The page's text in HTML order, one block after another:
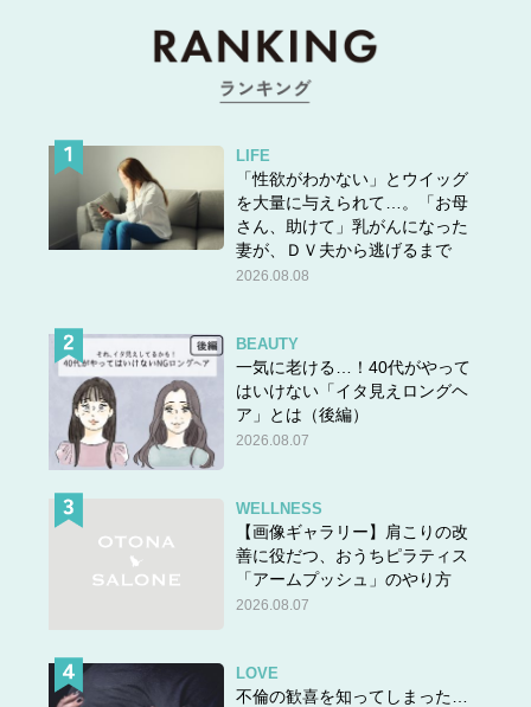
LIFE
「性欲がわかない」とウイッグ
を大量に与えられて…。「お母
さん、助けて」乳がんになった
妻が、ＤＶ夫から逃げるまで
2026.08.08
BEAUTY
一気に老ける…！40代がやって
はいけない「イタ見えロングヘ
ア」とは（後編）
2026.08.07
WELLNESS
【画像ギャラリー】肩こりの改
善に役だつ、おうちピラティス
「アームプッシュ」のやり方
2026.08.07
LOVE
不倫の歓喜を知ってしまった…